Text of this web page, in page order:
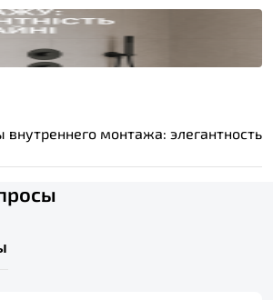
монтажа: элегантность